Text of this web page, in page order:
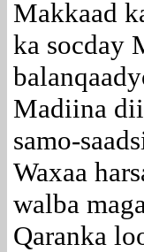
Makkaad
ka socday
Madiina
samo-
Waxaa
walba
Qaranka